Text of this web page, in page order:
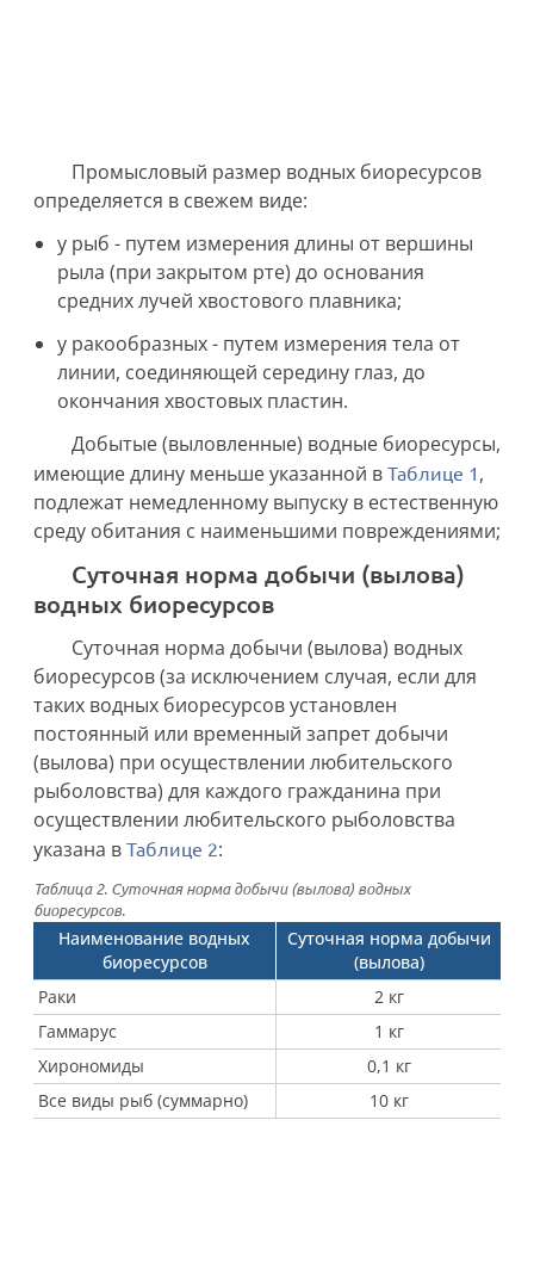
Промысловый размер водных биоресурсов
определяется в свежем виде:
у рыб - путем измерения длины от вершины
рыла (при закрытом рте) до основания
средних лучей хвостового плавника;
у ракообразных - путем измерения тела от
линии, соединяющей середину глаз, до
окончания хвостовых пластин.
Добытые (выловленные) водные биоресурсы,
имеющие длину меньше указанной в Таблице 1 ,
подлежат немедленному выпуску в естественную
среду обитания с наименьшими повреждениями;
суточная норма добычи (вылова)
водных биоресурсов
Суточная норма добычи (вылова) водных
биоресурсов (за исключением случая, если для
таких водных биоресурсов установлен
постоянный или временный запрет добычи
(вылова) при осуществлении любительского
рыболовства) для каждого гражданина при
осуществлении любительского рыболовства
указана в Таблице 2:
Таблица 2. Суточная норма добычи (вылова) водных
биоресурсов.
Наименование водных
биоресурсов
Суточная норма добычи
(вылова)
Раки
2 кг
Гаммарус
1 кг
Хирономиды
0,1 кг
Все виды рыб (суммарно)
10 кг